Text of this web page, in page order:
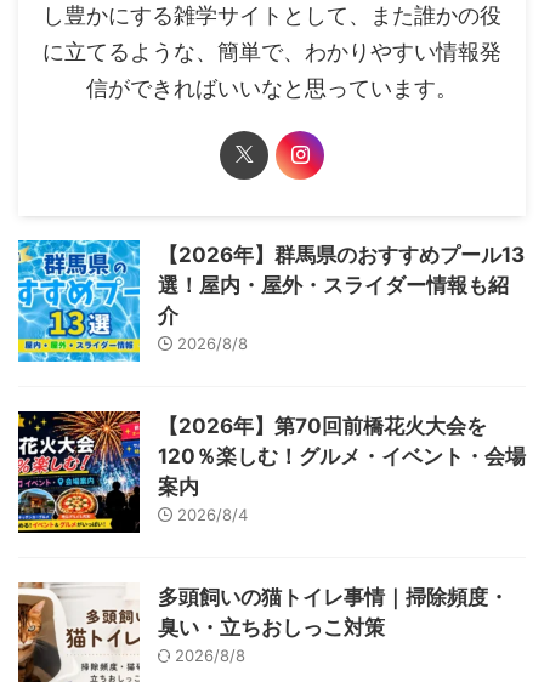
し豊かにする雑学サイトとして、また誰かの役
に立てるような、簡単で、わかりやすい情報発
信ができればいいなと思っています。
【2026年】群馬県のおすすめプール13
選！屋内・屋外・スライダー情報も紹
介
2026/8/8
【2026年】第70回前橋花火大会を
120％楽しむ！グルメ・イベント・会場
案内
2026/8/4
多頭飼いの猫トイレ事情｜掃除頻度・
臭い・立ちおしっこ対策
2026/8/8